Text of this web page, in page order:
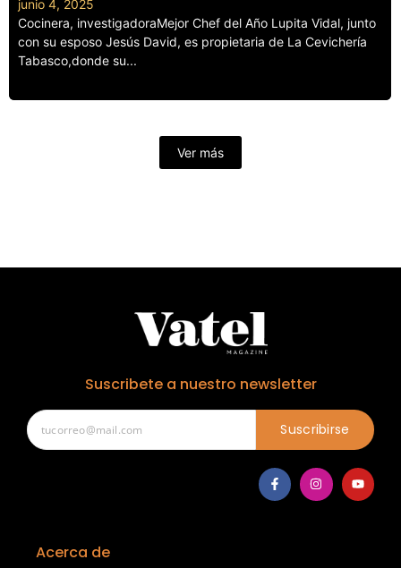
junio 4, 2025
Cocinera, investigadoraMejor Chef del Año Lupita Vidal, junto
con su esposo Jesús David, es propietaria de La Cevichería
Tabasco,donde su...
Ver más
Suscribete a nuestro newsletter
Suscribirse
Acerca de